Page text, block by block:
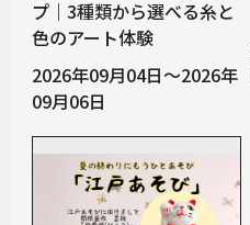
プ｜3種類から選べる糸と
色のアート体験
2026年09月04日～2026年
09月06日